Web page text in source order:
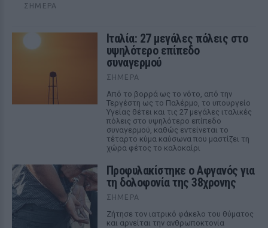
ΣΉΜΕΡΑ
Ιταλία: 27 μεγάλες πόλεις στο
υψηλότερο επίπεδο
συναγερμού
ΣΉΜΕΡΑ
Από το βορρά ως το νότο, από την
Τεργέστη ως το Παλέρμο, το υπουργείο
Υγείας θέτει και τις 27 μεγάλες ιταλικές
πόλεις στο υψηλότερο επίπεδο
συναγερμού, καθώς εντείνεται το
τέταρτο κύμα καύσωνα που μαστίζει τη
χώρα φέτος το καλοκαίρι
Προφυλακίστηκε ο Αφγανός για
τη δολοφονία της 38χρονης
ΣΉΜΕΡΑ
Ζήτησε τον ιατρικό φάκελο του θύματος
και αρνείται την ανθρωποκτονία